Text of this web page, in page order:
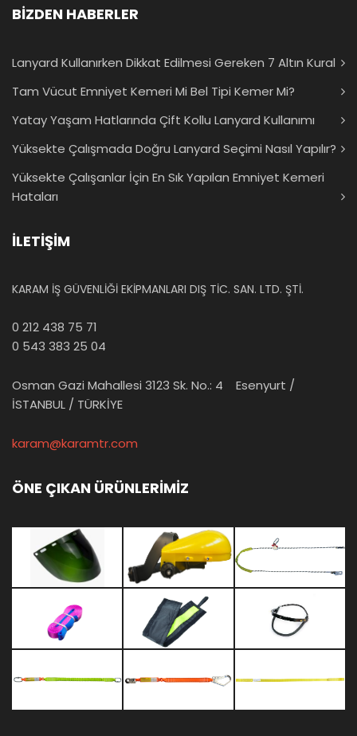
BİZDEN HABERLER
Lanyard Kullanırken Dikkat Edilmesi Gereken 7 Altın Kural
Tam Vücut Emniyet Kemeri Mi Bel Tipi Kemer Mi?
Yatay Yaşam Hatlarında Çift Kollu Lanyard Kullanımı
Yüksekte Çalışmada Doğru Lanyard Seçimi Nasıl Yapılır?
Yüksekte Çalışanlar İçin En Sık Yapılan Emniyet Kemeri
Hataları
İLETİŞİM
KARAM İŞ GÜVENLİĞİ EKİPMANLARI DIŞ TİC. SAN. LTD. ŞTİ.
0 212 438 75 71
0 543 383 25 04
Osman Gazi Mahallesi 3123 Sk. No.: 4 Esenyurt /
İSTANBUL / TÜRKİYE
karam@karamtr.com
ÖNE ÇIKAN ÜRÜNLERİMİZ